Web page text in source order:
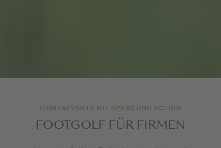
FIRMENEVENTS MIT SPASS UND ACTION
FOOTGOLF FÜR FIRMEN